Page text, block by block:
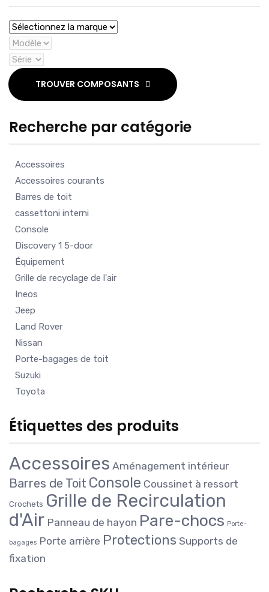
TROUVER COMPOSANTS
Recherche par catégorie
Accessoires
Accessoires courants
Barres de toit
cassettoni interni
Console
Discovery 1 5-door
Équipement
Grille de recyclage de l'air
Ineos
Jeep
Land Rover
Nissan
Porte-bagages de toit
Suzuki
Toyota
Étiquettes des produits
Accessoires Aménagement intérieur
Barres de Toit Console Coussinet à ressort
Crochets Grille de Recirculation
d'Air Panneau de hayon Pare-chocs Porte-
bagages Porte arrière Protections Supports de
fixation